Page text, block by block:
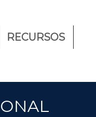
RECURSOS